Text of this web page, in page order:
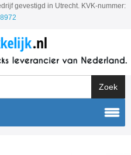
gevestigd in Utrecht. KVK-nummer: